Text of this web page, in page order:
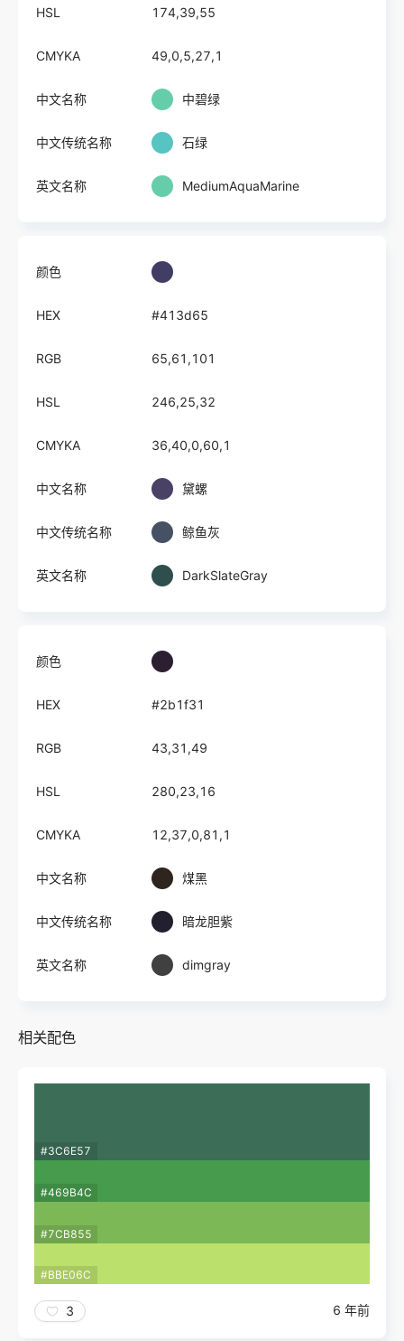
HSL 174,39,55
CMYKA 49,0,5,27,1
中文名称 中碧绿
中文传统名称 石绿
英文名称 MediumAquaMarine
颜色
HEX #413d65
RGB 65,61,101
HSL 246,25,32
CMYKA 36,40,0,60,1
中文名称 黛螺
中文传统名称 鲸鱼灰
英文名称 DarkSlateGray
颜色
HEX #2b1f31
RGB 43,31,49
HSL 280,23,16
CMYKA 12,37,0,81,1
中文名称 煤黑
中文传统名称 暗龙胆紫
英文名称 dimgray
相关配色
#3C6E57
#469B4C
#7CB855
#BBE06C
3 6 年前